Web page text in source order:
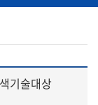
기술대상